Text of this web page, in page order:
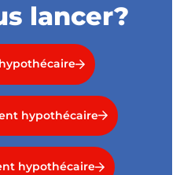
lancer?
hypothécaire
hypothécaire